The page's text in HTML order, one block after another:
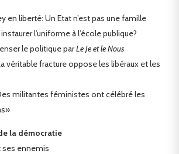
en liberté: Un Etat n’est pas une famille
l’uniforme à l’école publique?
le politique parLe Je et le Nous
véritable fracture oppose les libéraux et les
militantes féministes ont célébré les
la démocratie
ennemis